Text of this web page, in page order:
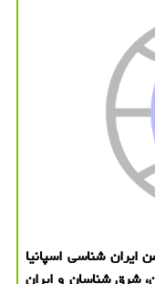
ایران شناسی اسپانیا